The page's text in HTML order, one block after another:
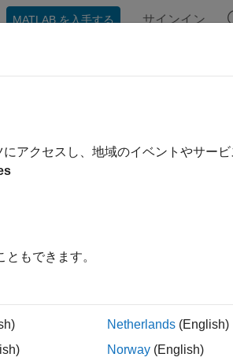
MATLAB を入手する サインイン
Rule 16-2-1
only be used for file inclusion and
ルード ガードの他に、定数または関
ます。これらのプリプロセッサ命令は
ています。プリプロセッサ命令は、
アクセスし、地域のイベントやサー
もできます。
Netherlands (English)
Norway (English)